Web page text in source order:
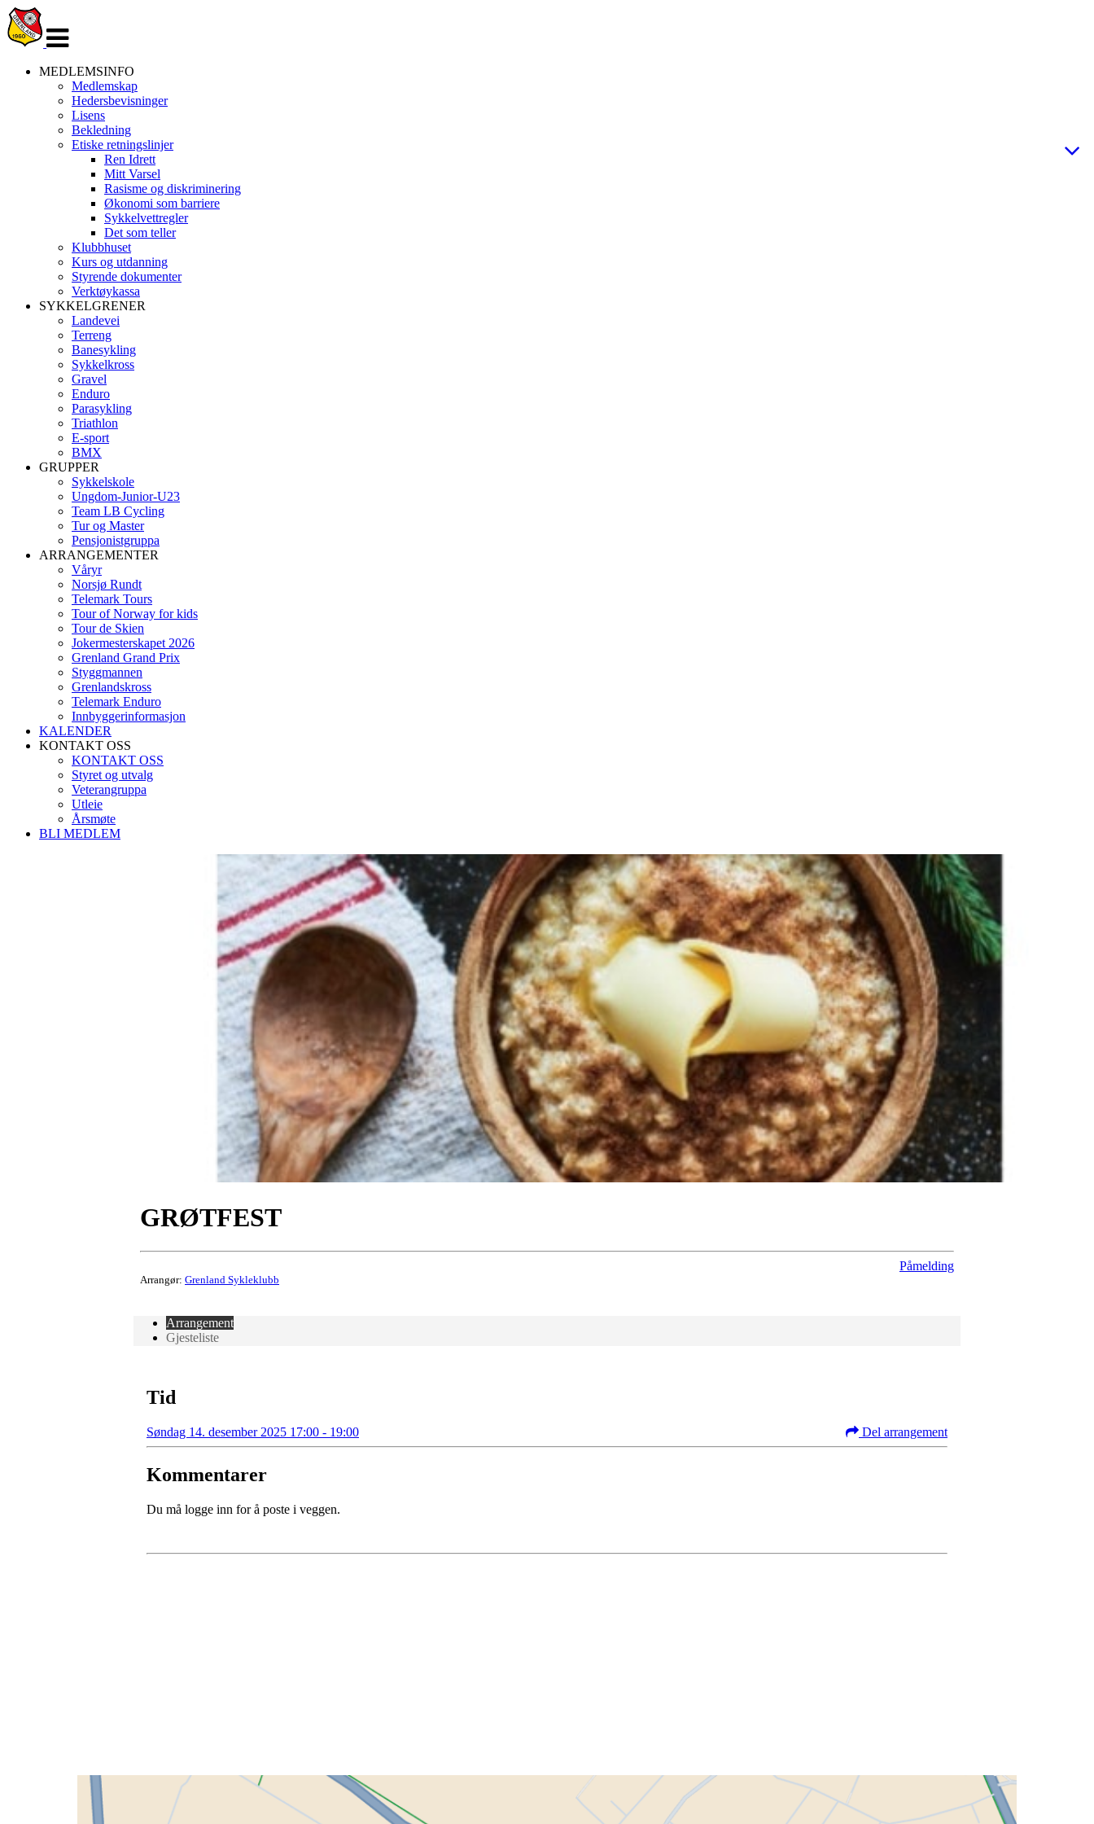
navigasjon
MEDLEMSINFO
Medlemskap
Hedersbevisninger
Lisens
Bekledning
Etiske retningslinjer
Ren Idrett
Mitt Varsel
Rasisme og diskriminering
Økonomi som barriere
Sykkelvettregler
Det som teller
Klubbhuset
Kurs og utdanning
Styrende dokumenter
Verktøykassa
SYKKELGRENER
Landevei
Terreng
Banesykling
Sykkelkross
Gravel
Enduro
Parasykling
Triathlon
E-sport
BMX
GRUPPER
Sykkelskole
Ungdom-Junior-U23
Team LB Cycling
Tur og Master
Pensjonistgruppa
ARRANGEMENTER
Våryr
Norsjø Rundt
Telemark Tours
Tour of Norway for kids
Tour de Skien
Jokermesterskapet 2026
Grenland Grand Prix
Styggmannen
Grenlandskross
Telemark Enduro
Innbyggerinformasjon
KALENDER
KONTAKT OSS
KONTAKT OSS
Styret og utvalg
Veterangruppa
Utleie
Årsmøte
BLI MEDLEM
GRØTFEST
Arrangør: Grenland Sykleklubb
Påmelding
Arrangement
Gjesteliste
Tid
Søndag 14. desember 2025 17:00 - 19:00 Del arrangement
Kommentarer
Du må logge inn for å poste i veggen.